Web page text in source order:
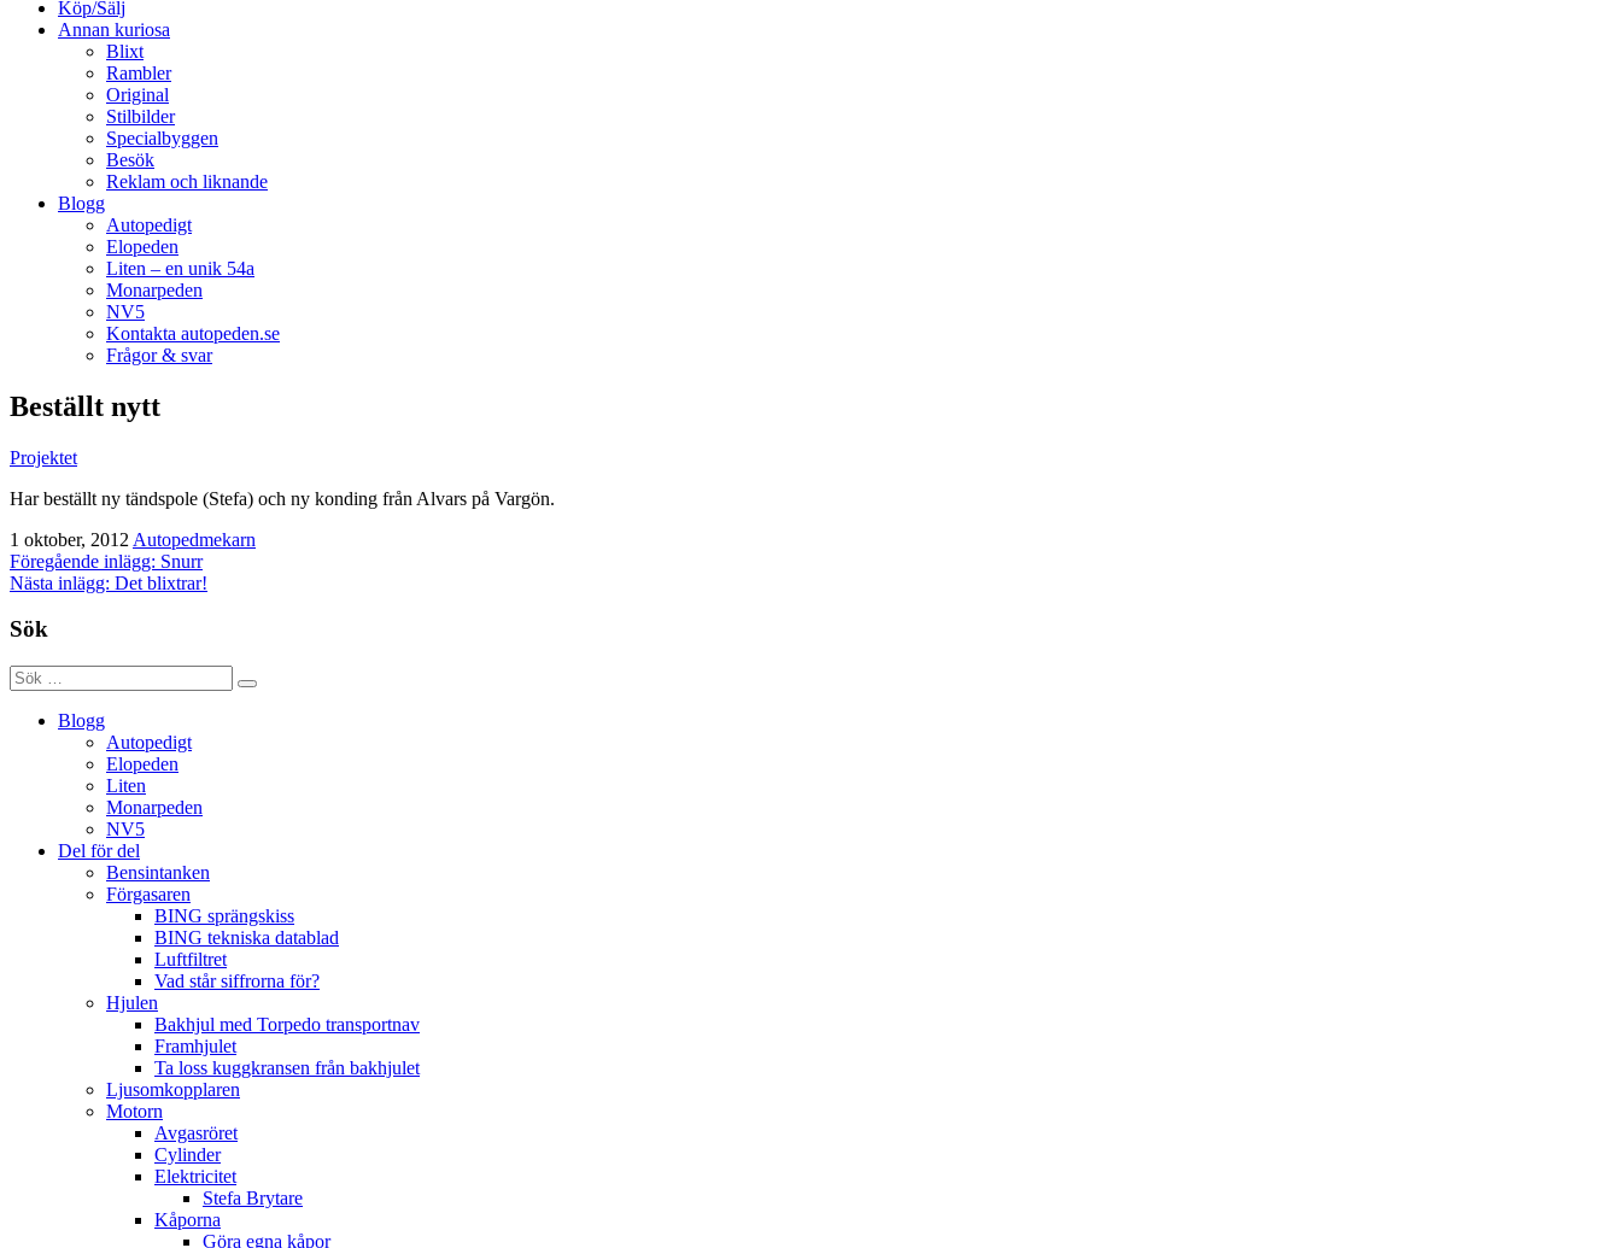
Köp/Sälj
Annan kuriosa
Blixt
Rambler
Original
Stilbilder
Specialbyggen
Besök
Reklam och liknande
Blogg
Autopedigt
Elopeden
Liten – en unik 54a
Monarpeden
NV5
Kontakta autopeden.se
Frågor & svar
Beställt nytt
Projektet
Har beställt ny tändspole (Stefa) och ny konding från Alvars på Vargön.
1 oktober, 2012 Autopedmekarn
Inläggsnavigering
Föregående inlägg: Snurr
Nästa inlägg: Det blixtrar!
Sök
Blogg
Autopedigt
Elopeden
Liten
Monarpeden
NV5
Del för del
Bensintanken
Förgasaren
BING sprängskiss
BING tekniska datablad
Luftfiltret
Vad står siffrorna för?
Hjulen
Bakhjul med Torpedo transportnav
Framhjulet
Ta loss kuggkransen från bakhjulet
Ljusomkopplaren
Motorn
Avgasröret
Cylinder
Elektricitet
Stefa Brytare
Kåporna
Göra egna kåpor